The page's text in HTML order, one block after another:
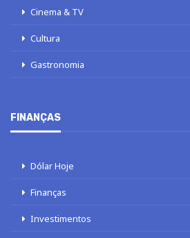
Cinema & TV
Cultura
Gastronomia
FINANÇAS
Dólar Hoje
Finanças
Investimentos